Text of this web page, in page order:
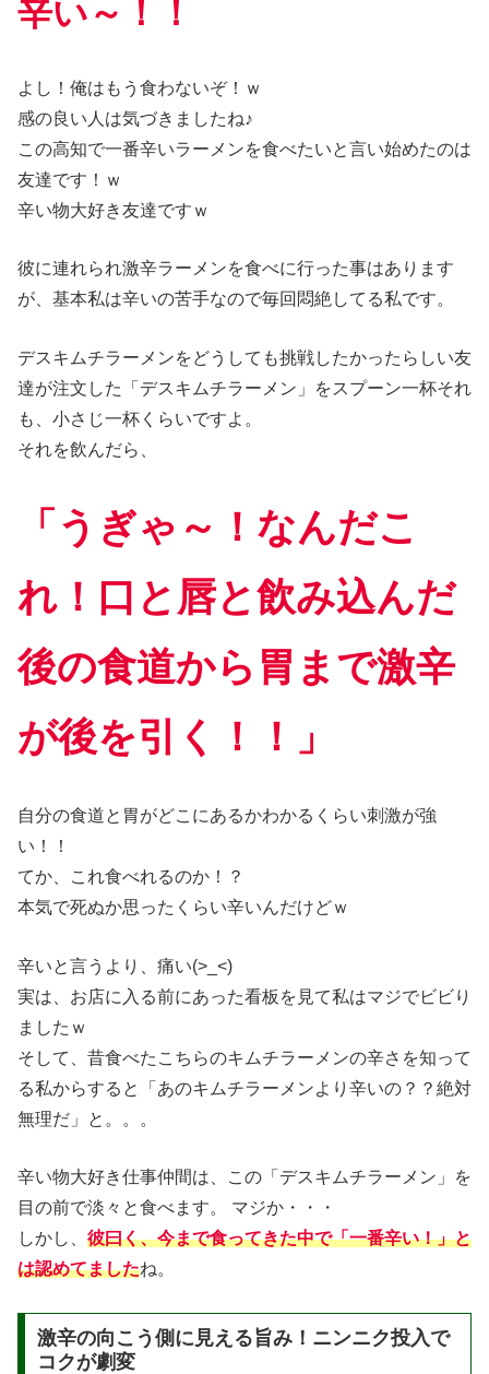
辛い～！！
よし！俺はもう食わないぞ！ｗ
感の良い人は気づきましたね♪
この高知で一番辛いラーメンを食べたいと言い始めたのは
友達です！ｗ
辛い物大好き友達ですｗ
彼に連れられ激辛ラーメンを食べに行った事はあります
が、基本私は辛いの苦手なので毎回悶絶してる私です。
デスキムチラーメンをどうしても挑戦したかったらしい友
達が注文した「デスキムチラーメン」をスプーン一杯それ
も、小さじ一杯くらいですよ。
それを飲んだら、
「うぎゃ～！なんだこ
れ！口と唇と飲み込んだ
後の食道から胃まで激辛
が後を引く！！」
自分の食道と胃がどこにあるかわかるくらい刺激が強
い！！
てか、これ食べれるのか！？
本気で死ぬか思ったくらい辛いんだけどｗ
辛いと言うより、痛い(>_<)
実は、お店に入る前にあった看板を見て私はマジでビビり
ましたｗ
そして、昔食べたこちらのキムチラーメンの辛さを知って
る私からすると「あのキムチラーメンより辛いの？？絶対
無理だ」と。。。
辛い物大好き仕事仲間は、この「デスキムチラーメン」を
目の前で淡々と食べます。 マジか・・・
しかし、 彼曰く、今まで食ってきた中で「一番辛い！」と
は認めてましたね。
激辛の向こう側に見える旨み！ニンニク投入で
コクが劇変